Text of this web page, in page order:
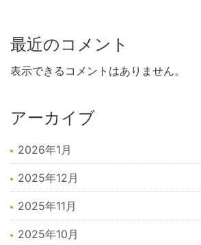
最近のコメント
表示できるコメントはありません。
アーカイブ
2026年1月
2025年12月
2025年11月
2025年10月